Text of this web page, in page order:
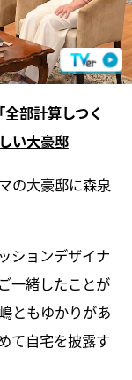
部計算しつく
い大豪邸
の大豪邸に森泉
ションデザイナ
一緒したことが
ともゆかりがあ
て自宅を披露す